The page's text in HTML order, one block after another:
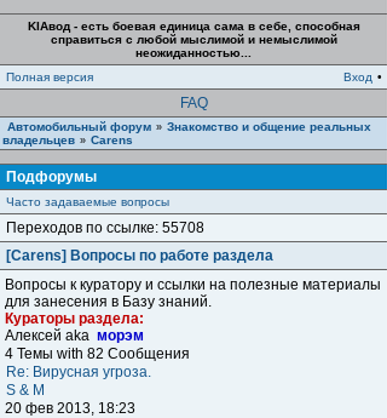
KIAвод - есть боевая единица сама в себе, способная
справиться с любой мыслимой и немыслимой
неожиданностью...
Полная версия
Вход •
FAQ
Автомобильный форум » Знакомство и общение реальных
владельцев » Carens
Подфорумы
Часто задаваемые вопросы
Переходов по ссылке: 55708
[Carens] Вопросы по работе раздела
Вопросы к куратору и ссылки на полезные материалы
для занесения в Базу знаний.
Кураторы раздела:
Алексей aka морэм
4 Темы with 82 Сообщения
Re: Вирусная угроза.
S & M
20 фев 2013, 18:23